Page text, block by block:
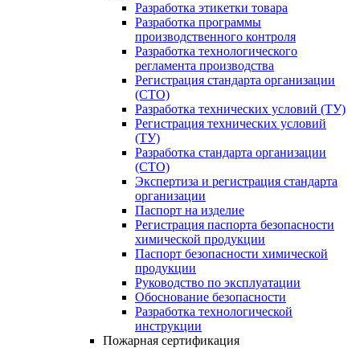
Разработка этикетки товара
Разработка программы
производственного контроля
Разработка технологического
регламента производства
Регистрация стандарта организации
(СТО)
Разработка технических условий (ТУ)
Регистрация технических условий
(ТУ)
Разработка стандарта организации
(СТО)
Экспертиза и регистрация стандарта
организации
Паспорт на изделие
Регистрация паспорта безопасности
химической продукции
Паспорт безопасности химической
продукции
Руководство по эксплуатации
Обоснование безопасности
Разработка технологической
инструкции
Пожарная сертификация